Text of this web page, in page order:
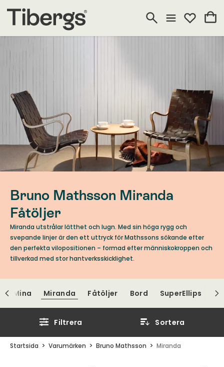
Bruno Mathsson Miranda
Fåtöljer
Miranda utstrålar lätthet och lugn. Med sin höga rygg och
svepande linjer är den ett uttryck för Mathssons sökande efter
den perfekta vilopositionen – formad efter människokroppen och
tillverkad med stor hantverksskicklighet.
Mina Miranda Fåtöljer Bord SuperEllips
Filtrera Sortera
Startsida Varumärken Bruno Mathsson Miranda